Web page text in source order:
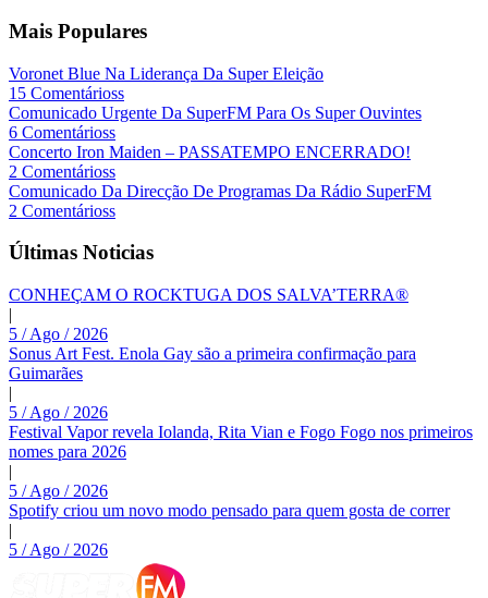
Mais Populares
Voronet Blue Na Liderança Da Super Eleição
15 Comentárioss
Comunicado Urgente Da SuperFM Para Os Super Ouvintes
6 Comentárioss
Concerto Iron Maiden – PASSATEMPO ENCERRADO!
2 Comentárioss
Comunicado Da Direcção De Programas Da Rádio SuperFM
2 Comentárioss
Últimas Noticias
CONHEÇAM O ROCKTUGA DOS SALVA’TERRA®
|
5 / Ago / 2026
Sonus Art Fest. Enola Gay são a primeira confirmação para
Guimarães
|
5 / Ago / 2026
Festival Vapor revela Iolanda, Rita Vian e Fogo Fogo nos primeiros
nomes para 2026
|
5 / Ago / 2026
Spotify criou um novo modo pensado para quem gosta de correr
|
5 / Ago / 2026